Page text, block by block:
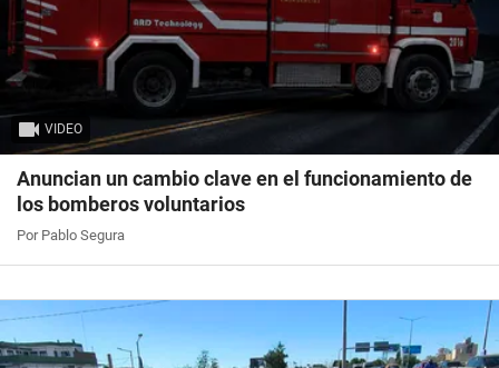
VIDEO
Anuncian un cambio clave en el funcionamiento de
los bomberos voluntarios
Por Pablo Segura